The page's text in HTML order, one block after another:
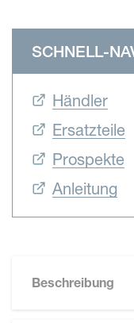
SCHNELL-
Händler
Ersatzteile
Prospekte
Anleitung
Beschreibung